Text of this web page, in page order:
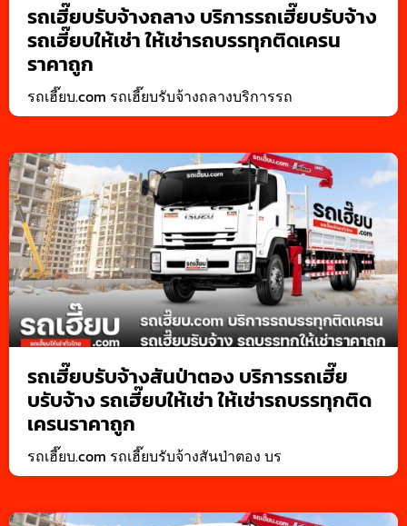
รถเฮี๊ยบรับจ้างถลาง บริการรถเฮี๊ยบรับจ้าง
รถเฮี๊ยบให้เช่า ให้เช่ารถบรรทุกติดเครน
ราคาถูก
รถเฮี๊ยบ.com รถเฮี๊ยบรับจ้างถลางบริการรถ
รถเฮี๊ยบรับจ้างสันป่าตอง บริการรถเฮี๊ย
บรับจ้าง รถเฮี๊ยบให้เช่า ให้เช่ารถบรรทุกติด
เครนราคาถูก
รถเฮี๊ยบ.com รถเฮี๊ยบรับจ้างสันป่าตอง บร